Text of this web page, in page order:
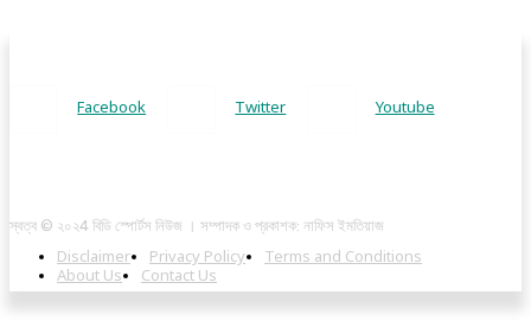
Facebook Twitter Youtube
স্বত্ব © ২০২4 বিডি স্পোর্টস নিউজ । সম্পাদক ও প্রকাশক: নাফিস ইমতিয়াজ
Disclaimer Privacy Policy
Terms and Conditions
About Us
Contact Us